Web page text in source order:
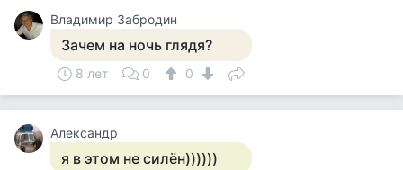
Владимир Забродин
Зачем на ночь глядя?
8 лет 0 0
Александр
я в этом не силён))))))